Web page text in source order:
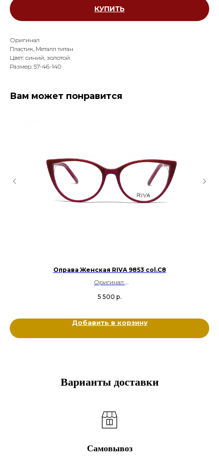
КУПИТЬ
Оригинал
Пластик, Металл титан
Цвет: синий, золотой
Размер: 57-46-140
Вам может понравится
Оправа Женская RIVA 9853 col.С8
Оригинал
Цвет: Красный
5 500 р.
Добавить в корзину
Варианты доставки
Самовывоз